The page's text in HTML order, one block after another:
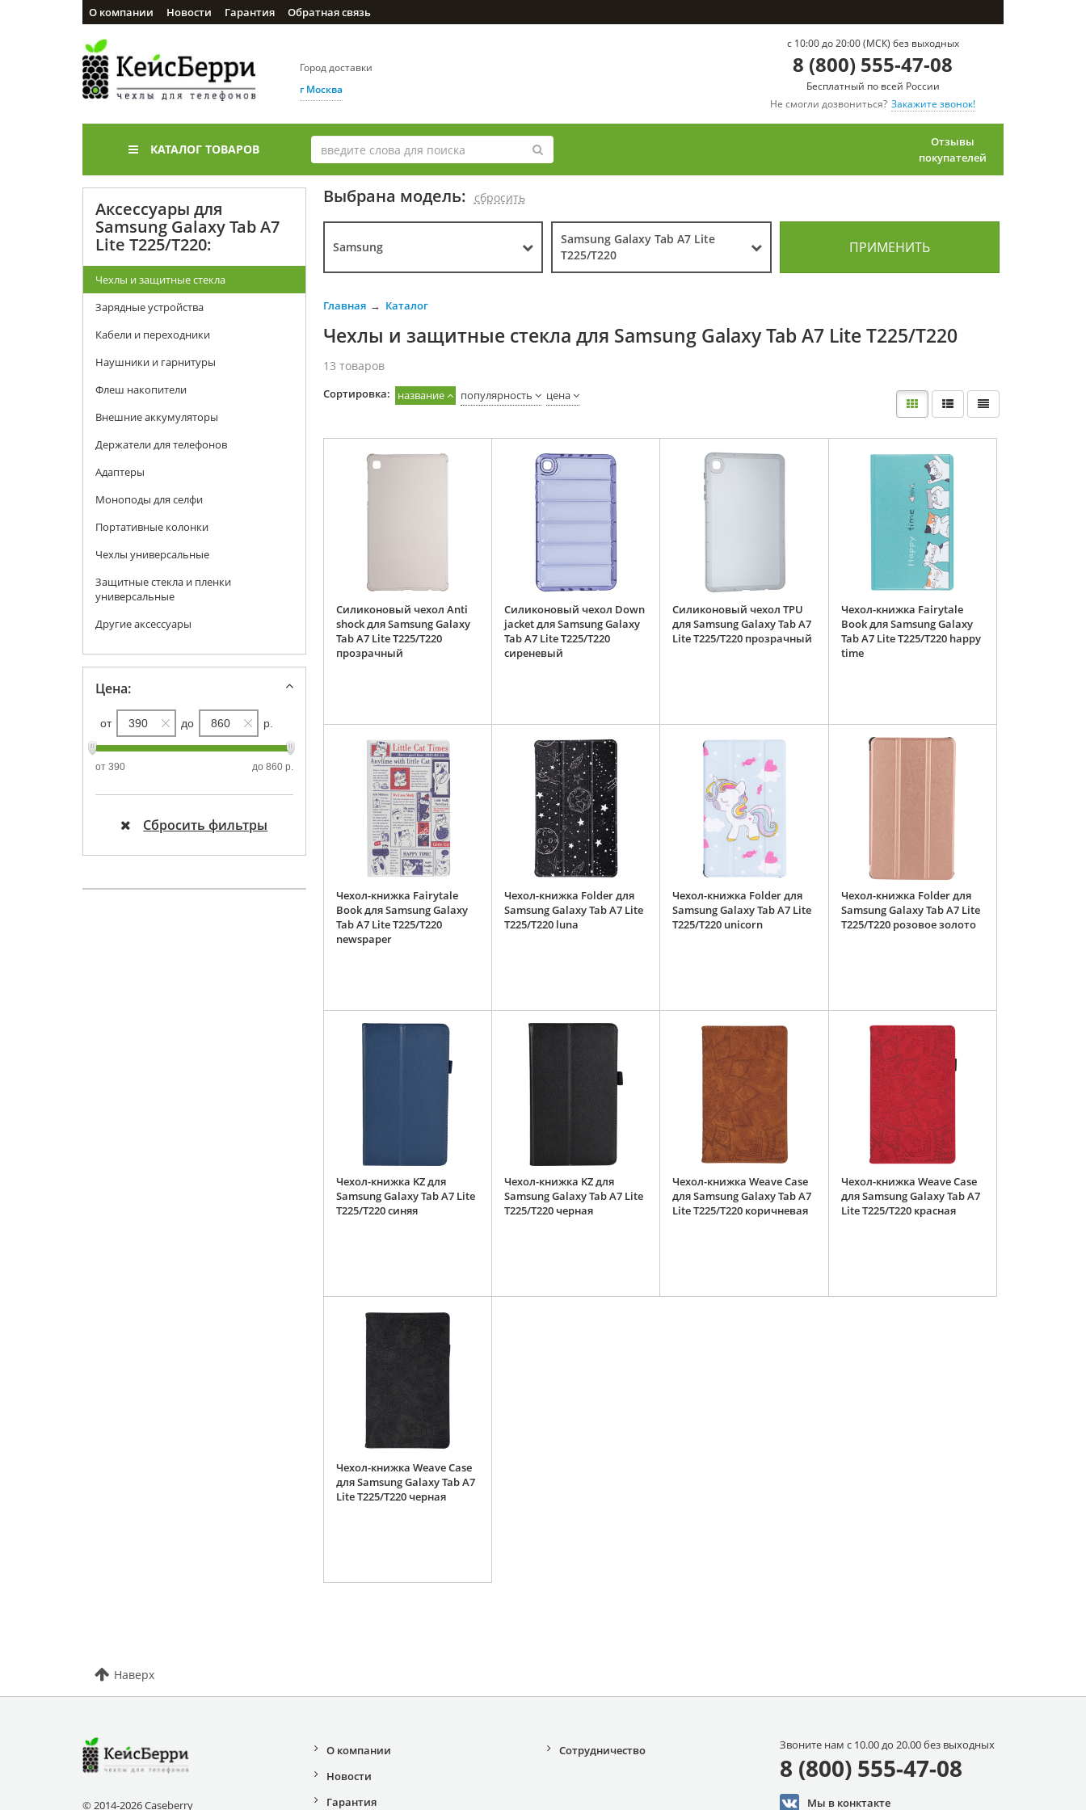
О компании Новости Гарантия Обратная связь
Город доставки
г Москва
c 10:00 до 20:00 (МСК) без выходных
8 (800) 555-47-08
Бесплатный по всей России
Не смогли дозвониться? Закажите звонок!
КАТАЛОГ ТОВАРОВ
Отзывы
покупателей
Аксессуары для
Samsung Galaxy Tab A7
Lite T225/T220:
Чехлы и защитные стекла
Зарядные устройства
Кабели и переходники
Наушники и гарнитуры
Флеш накопители
Внешние аккумуляторы
Держатели для телефонов
Адаптеры
Моноподы для селфи
Портативные колонки
Чехлы универсальные
Защитные стекла и пленки
универсальные
Другие аксессуары
Цена:
от до р.
от 390 до 860 р.
Сбросить фильтры
Выбрана модель: cбросить
Samsung
Samsung Galaxy Tab A7 Lite
T225/T220
ПРИМЕНИТЬ
Главная Каталог
Чехлы и защитные стекла для Samsung Galaxy Tab A7 Lite T225/T220
13 товаров
Cортировка: название популярность цена
Силиконовый чехол Anti
shock для Samsung Galaxy
Tab A7 Lite T225/T220
прозрачный
Силиконовый чехол Down
jacket для Samsung Galaxy
Tab A7 Lite T225/T220
сиреневый
Силиконовый чехол TPU
для Samsung Galaxy Tab A7
Lite T225/T220 прозрачный
Чехол-книжка Fairytale
Book для Samsung Galaxy
Tab A7 Lite T225/T220 happy
time
Чехол-книжка Fairytale
Book для Samsung Galaxy
Tab A7 Lite T225/T220
newspaper
Чехол-книжка Folder для
Samsung Galaxy Tab A7 Lite
T225/T220 luna
Чехол-книжка Folder для
Samsung Galaxy Tab A7 Lite
T225/T220 unicorn
Чехол-книжка Folder для
Samsung Galaxy Tab A7 Lite
T225/T220 розовое золото
Чехол-книжка KZ для
Samsung Galaxy Tab A7 Lite
T225/T220 синяя
Чехол-книжка KZ для
Samsung Galaxy Tab A7 Lite
T225/T220 черная
Чехол-книжка Weave Case
для Samsung Galaxy Tab A7
Lite T225/T220 коричневая
Чехол-книжка Weave Case
для Samsung Galaxy Tab A7
Lite T225/T220 красная
Чехол-книжка Weave Case
для Samsung Galaxy Tab A7
Lite T225/T220 черная
Наверх
© 2014-2026 Caseberry
О компании
Новости
Гарантия
Сотрудничество Звоните нам с 10.00 до 20.00 без выходных
8 (800) 555-47-08
Мы в конктакте